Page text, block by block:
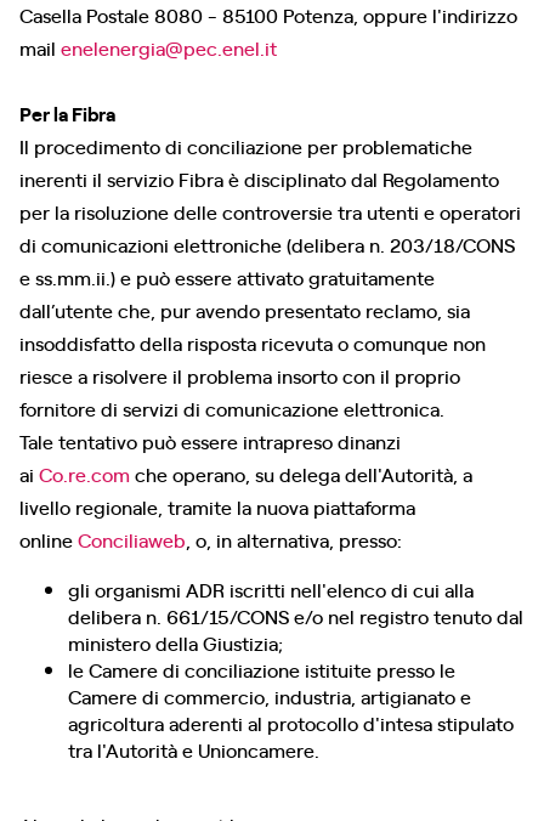
Casella Postale 8080 - 85100 Potenza, oppure l'indirizzo
mail enelenergia@pec.enel.it
Per la Fibra
Il procedimento di conciliazione per problematiche
inerenti il servizio Fibra è disciplinato dal Regolamento
per la risoluzione delle controversie tra utenti e operatori
di comunicazioni elettroniche (delibera n. 203/18/CONS
e ss.mm.ii.) e può essere attivato gratuitamente
dall’utente che, pur avendo presentato reclamo, sia
insoddisfatto della risposta ricevuta o comunque non
riesce a risolvere il problema insorto con il proprio
fornitore di servizi di comunicazione elettronica.
Tale tentativo può essere intrapreso dinanzi
ai Co.re.comche operano, su delega dell'Autorità, a
livello regionale, tramite la nuova piattaforma
onlineConciliaweb , o, in alternativa, presso:
gli organismi ADR iscritti nell'elenco di cui alla
delibera n. 661/15/CONS e/o nel registro tenuto dal
ministero della Giustizia;
le Camere di conciliazione istituite presso le
Camere di commercio, industria, artigianato e
agricoltura aderenti al protocollo d'intesa stipulato
tra l'Autorità e Unioncamere.